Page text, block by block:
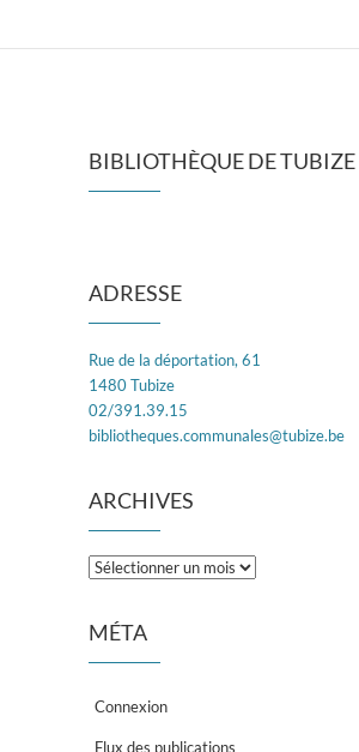
BIBLIOTHÈQUE DE TUBIZE
ADRESSE
Rue de la déportation, 61
1480 Tubize
02/391.39.15
bibliotheques.communales@tubize.be
ARCHIVES
Archives
MÉTA
Connexion
Flux des publications